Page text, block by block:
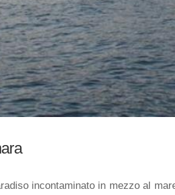
incontaminato in mezzo al